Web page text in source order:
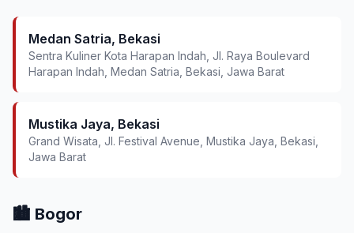
Medan Satria, Bekasi
Sentra Kuliner Kota Harapan Indah, Jl. Raya Boulevard
Harapan Indah, Medan Satria, Bekasi, Jawa Barat
Mustika Jaya, Bekasi
Grand Wisata, Jl. Festival Avenue, Mustika Jaya, Bekasi,
Jawa Barat
🏙️ Bogor